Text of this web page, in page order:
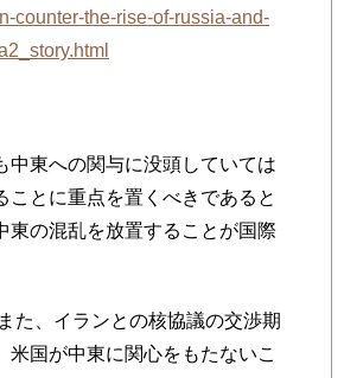
counter-the-rise-of-russia-and-
東への関与に没頭していては
とに重点を置くべきであると
東の混乱を放置することが国際
た、イランとの核協議の交渉期
国が中東に関心をもたないこ